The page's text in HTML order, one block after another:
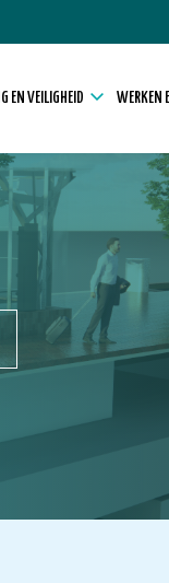
EN VEILIGHEID WERKEN